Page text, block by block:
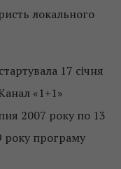
локального
17 січня
«1+1»
2007 року по 13
року програму